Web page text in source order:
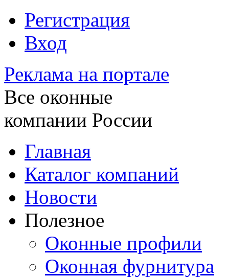
Регистрация
Вход
Реклама на портале
Все оконные
компании России
Главная
Каталог компаний
Новости
Полезное
Оконные профили
Оконная фурнитура